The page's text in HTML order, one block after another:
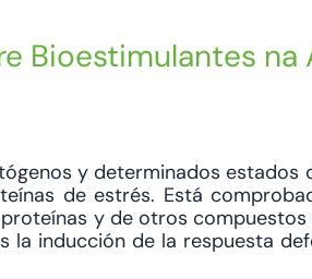
Bioestimulantes na
y determinados estados
de estrés. Está
y de otros
la inducción de la respuesta